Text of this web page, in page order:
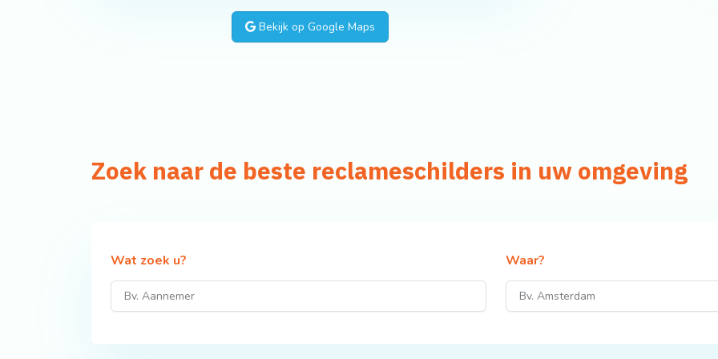
Bekijk op Google Maps
Zoek naar de beste reclameschilders in uw omgeving
Wat zoek u? Waar?